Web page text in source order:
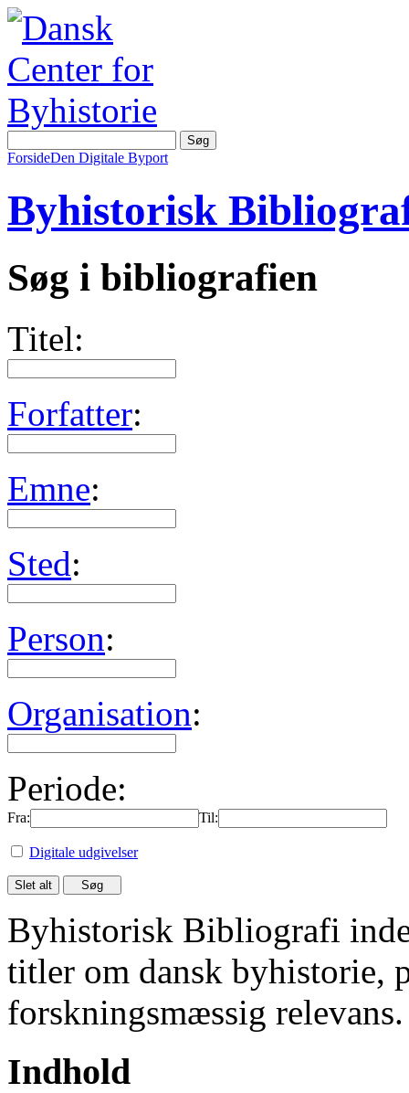
ForsideDen Digitale Byport
Byhistorisk
Søg i bibliografien
Titel:
Forfatter:
Emne:
Sted:
Person:
Organisation:
Periode:
Fra: Til:
Digitale udgivelser
Byhistorisk Bibliografi
titler om dansk byhistorie,
forskningsmæssig relevans.
Indhold